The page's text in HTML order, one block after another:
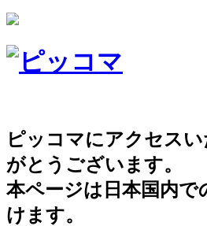
ピッコマにアクセス
がとうございます。
本ページは日本国内で
けます。